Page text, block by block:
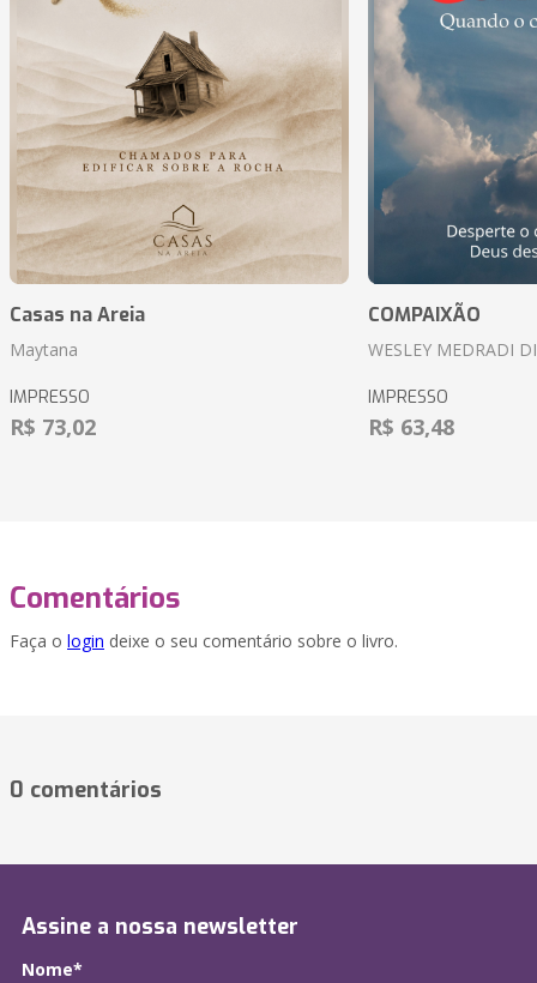
Casas na Areia
Maytana
IMPRESSO
R$ 73,02
COMPAIXÃO
WESLEY MEDRADI
IMPRESSO
R$ 63,48
Comentários
Faça o login deixe o seu comentário sobre o livro.
0 comentários
Assine a nossa newsletter
Nome*